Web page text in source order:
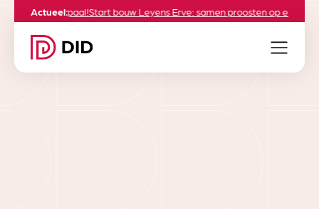
Actueel:
mijlpaal!Start bouw Leyens Erve: samen proosten op een groene